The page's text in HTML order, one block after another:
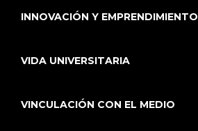
INNOVACIÓN Y EMPRENDIMIENTO
VIDA UNIVERSITARIA
VINCULACIÓN CON EL MEDIO